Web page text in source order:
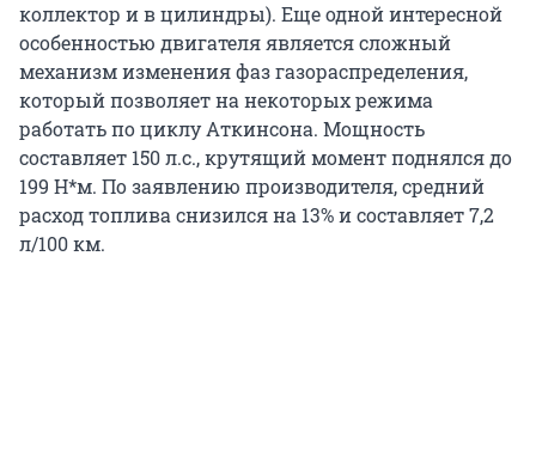
коллектор и в цилиндры). Еще одной интересной
особенностью двигателя является сложный
механизм изменения фаз газораспределения,
который позволяет на некоторых режима
работать по циклу Аткинсона. Мощность
составляет 150 л.с., крутящий момент поднялся до
199 Н*м. По заявлению производителя, средний
расход топлива снизился на 13% и составляет 7,2
л/100 км.